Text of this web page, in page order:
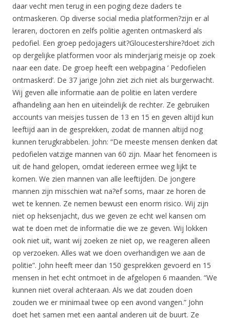
daar vecht men terug in een poging deze daders te
ontmaskeren. Op diverse social media platformen?zijn er al
leraren, doctoren en zelfs politie agenten ontmaskerd als
pedofiel. Een groep pedojagers uit?Gloucestershire?doet zich
op dergelijke platformen voor als minderjarig meisje op zoek
naar een date. De groep heeft een webpagina ‘ Pedofielen
ontmaskerd’. De 37 jarige John ziet zich niet als burgerwacht.
Wij geven alle informatie aan de politie en laten verdere
afhandeling aan hen en uiteindelijk de rechter. Ze gebruiken
accounts van meisjes tussen de 13 en 15 en geven altijd kun
leeftijd aan in de gesprekken, zodat de mannen altijd nog
kunnen terugkrabbelen. John: “De meeste mensen denken dat
pedofielen vatzige mannen van 60 zijn. Maar het fenomeen is
uit de hand gelopen, omdat iedereen ermee weg lijkt te
komen. We zien mannen van alle leeftijden. De jongere
mannen zijn misschien wat na?ef soms, maar ze horen de
wet te kennen. Ze nemen bewust een enorm risico. Wij zijn
niet op heksenjacht, dus we geven ze echt wel kansen om
wat te doen met de informatie die we ze geven. Wij lokken
ook niet uit, want wij zoeken ze niet op, we reageren alleen
op verzoeken. Alles wat we doen overhandigen we aan de
politie”. John heeft meer dan 150 gesprekken gevoerd en 15
mensen in het echt ontmoet in de afgelopen 6 maanden. “We
kunnen niet overal achteraan. Als we dat zouden doen
zouden we er minimaal twee op een avond vangen.” John
doet het samen met een aantal anderen uit de buurt. Ze